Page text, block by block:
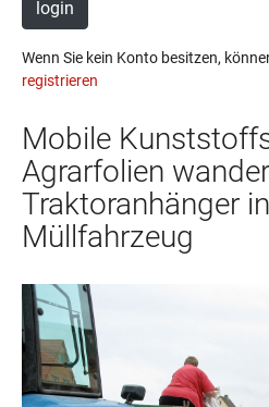
login
Wenn Sie kein Konto besitzen,
registrieren
Mobile
Agrarfolien
Traktoranhänger
Müllfahrzeug